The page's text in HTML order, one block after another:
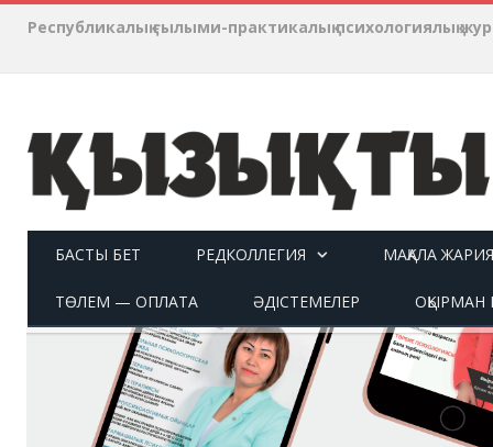
Республикалық ғылыми-практикалық психологиялық
БАСТЫ БЕТ РЕДКОЛЛЕГИЯ МАҚАЛА
ТӨЛЕМ — ОПЛАТА ӘДІСТЕМЕЛЕР ОҚЫРМАН